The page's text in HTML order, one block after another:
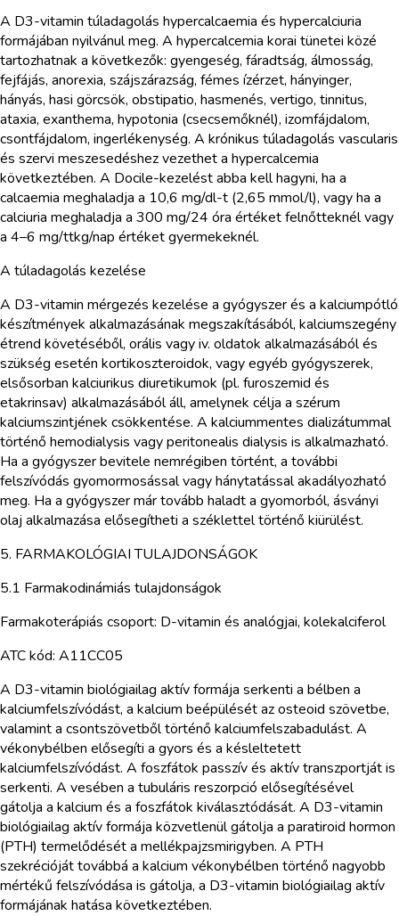
A D3-vitamin túladagolás hypercalcaemia és hypercalciuria
formájában nyilvánul meg. A hypercalcemia korai tünetei közé
tartozhatnak a következők: gyengeség, fáradtság, álmosság,
fejfájás, anorexia, szájszárazság, fémes ízérzet, hányinger,
hányás, hasi görcsök, obstipatio, hasmenés, vertigo, tinnitus,
ataxia, exanthema, hypotonia (csecsemőknél), izomfájdalom,
csontfájdalom, ingerlékenység. A krónikus túladagolás vascularis
és szervi meszesedéshez vezethet a hypercalcemia
következtében. A Docile-kezelést abba kell hagyni, ha a
calcaemia meghaladja a 10,6 mg/dl-t (2,65 mmol/l), vagy ha a
calciuria meghaladja a 300 mg/24 óra értéket felnőtteknél vagy
a 4–6 mg/ttkg/nap értéket gyermekeknél.
A túladagolás kezelése
A D3-vitamin mérgezés kezelése a gyógyszer és a kalciumpótló
készítmények alkalmazásának megszakításából, kalciumszegény
étrend követéséből, orális vagy iv. oldatok alkalmazásából és
szükség esetén kortikoszteroidok, vagy egyéb gyógyszerek,
elsősorban kalciurikus diuretikumok (pl. furoszemid és
etakrinsav) alkalmazásából áll, amelynek célja a szérum
kalciumszintjének csökkentése. A kalciummentes dializátummal
történő hemodialysis vagy peritonealis dialysis is alkalmazható.
Ha a gyógyszer bevitele nemrégiben történt, a további
felszívódás gyomormosással vagy hánytatással akadályozható
meg. Ha a gyógyszer már tovább haladt a gyomorból, ásványi
olaj alkalmazása elősegítheti a széklettel történő kiürülést.
5. FARMAKOLÓGIAI TULAJDONSÁGOK
5.1 Farmakodinámiás tulajdonságok
Farmakoterápiás csoport: D-vitamin és analógjai, kolekalciferol
ATC kód: A11CC05
A D3-vitamin biológiailag aktív formája serkenti a bélben a
kalciumfelszívódást, a kalcium beépülését az osteoid szövetbe,
valamint a csontszövetből történő kalciumfelszabadulást. A
vékonybélben elősegíti a gyors és a késleltetett
kalciumfelszívódást. A foszfátok passzív és aktív transzportját is
serkenti. A vesében a tubuláris reszorpció elősegítésével
gátolja a kalcium és a foszfátok kiválasztódását. A D3-vitamin
biológiailag aktív formája közvetlenül gátolja a paratiroid hormon
(PTH) termelődését a mellékpajzsmirigyben. A PTH
szekrécióját továbbá a kalcium vékonybélben történő nagyobb
mértékű felszívódása is gátolja, a D3-vitamin biológiailag aktív
formájának hatása következtében.